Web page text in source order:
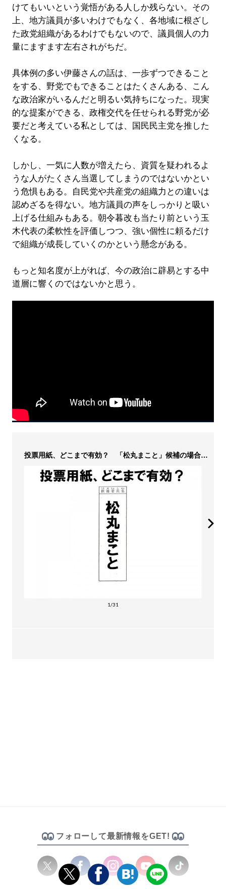
けてもいいという覚悟がある人しか残らない。その
上、地方議員が多いわけでもなく、各地域に根ざし
た政党組織があるわけでもないので、議員個人の力
量にますます左右されがちだ。
具体例の多い伊藤さんの話は、一歩ずつできること
をする、野党でもできることはたくさんある、こん
な政治家がいるんだと明るい気持ちになった。現実
的な提案ができる、政権交代を任せられる野党が必
要だと考えている私としては、国民民主党を推した
くなる。
しかし、一気に人数が増えたら、資質を疑われるよ
うな人がたくさん当選してしまうのではないかとい
う危惧もある。自民党や共産党の組織力との違いは
認めざるを得ない。地方議員の声をしっかりと吸い
上げる仕組みもある。朝令暮改も当たり前という玉
木代表の柔軟性を評価しつつ、強い個性に頼るだけ
で組織が成長していくのかという懸念がある。
もっと知名度が上がれば、今の政治に辟易とする中
道層に響くのではないかと思う。
投票用紙、どこまで有効？ 「松丸まこと」候補の場合…
1/31
フォローして最新情報をGET!